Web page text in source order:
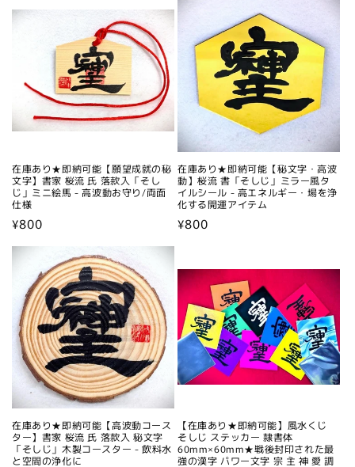
価
格
在庫あり★即納可能【願望成就の秘
文字】書家 桜流 氏 落款入「そし
じ」ミニ絵馬 - 高波動お守り/両面
仕様
通
常
¥800
在庫あり★即納可能【秘文字・高波
動】桜流 書「そしじ」ミラー風タ
イルシール - 高エネルギー・場を浄
化する開運アイテム
通
格
¥800
在庫あり★即納可能【高波動コース
ター】書家 桜流 氏 落款入 秘文字
「そしじ」木製コースター - 飲料水
と空間の浄化に
【在庫あり★即納可能】風水くじ
そしじ ステッカー 隷書体
60mm×60mm★戦後封印された最
強の漢字 パワー文字 宗 主 神 愛 調